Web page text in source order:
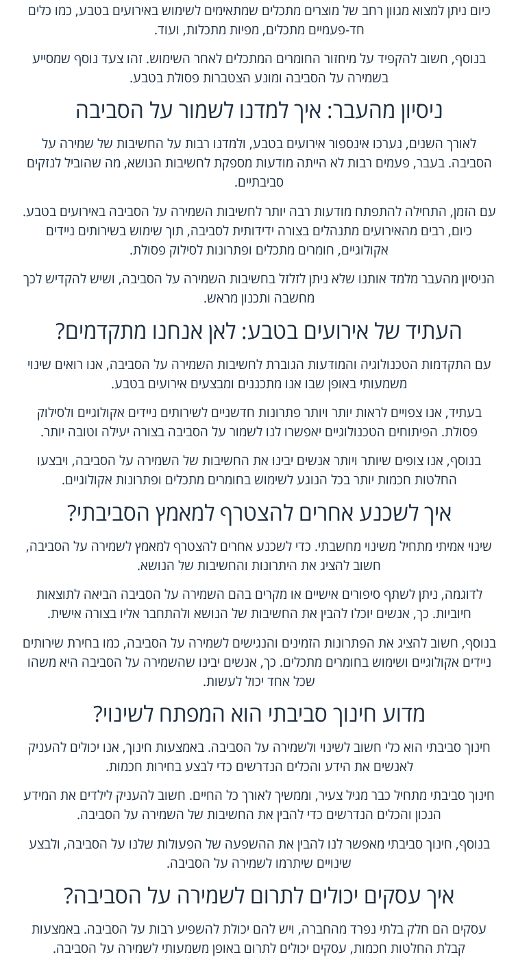
כיום ניתן למצוא מגוון רחב של מוצרים מתכלים שמתאימים לשימוש באירועים בטבע, כמו כלים
חד-פעמיים מתכלים, מפיות מתכלות, ועוד.
בנוסף, חשוב להקפיד על מיחזור החומרים המתכלים לאחר השימוש. זהו צעד נוסף שמסייע
בשמירה על הסביבה ומונע הצטברות פסולת בטבע.
ניסיון מהעבר: איך למדנו לשמור על הסביבה
לאורך השנים, נערכו אינספור אירועים בטבע, ולמדנו רבות על החשיבות של שמירה על
הסביבה. בעבר, פעמים רבות לא הייתה מודעות מספקת לחשיבות הנושא, מה שהוביל לנזקים
סביבתיים.
עם הזמן, התחילה להתפתח מודעות רבה יותר לחשיבות השמירה על הסביבה באירועים בטבע.
כיום, רבים מהאירועים מתנהלים בצורה ידידותית לסביבה, תוך שימוש בשירותים ניידים
אקולוגיים, חומרים מתכלים ופתרונות לסילוק פסולת.
הניסיון מהעבר מלמד אותנו שלא ניתן לזלזל בחשיבות השמירה על הסביבה, ושיש להקדיש לכך
מחשבה ותכנון מראש.
העתיד של אירועים בטבע: לאן אנחנו מתקדמים?
עם התקדמות הטכנולוגיה והמודעות הגוברת לחשיבות השמירה על הסביבה, אנו רואים שינוי
משמעותי באופן שבו אנו מתכננים ומבצעים אירועים בטבע.
בעתיד, אנו צפויים לראות יותר ויותר פתרונות חדשניים לשירותים ניידים אקולוגיים ולסילוק
פסולת. הפיתוחים הטכנולוגיים יאפשרו לנו לשמור על הסביבה בצורה יעילה וטובה יותר.
בנוסף, אנו צופים שיותר ויותר אנשים יבינו את החשיבות של השמירה על הסביבה, ויבצעו
החלטות חכמות יותר בכל הנוגע לשימוש בחומרים מתכלים ופתרונות אקולוגיים.
איך לשכנע אחרים להצטרף למאמץ הסביבתי?
שינוי אמיתי מתחיל משינוי מחשבתי. כדי לשכנע אחרים להצטרף למאמץ לשמירה על הסביבה,
חשוב להציג את היתרונות והחשיבות של הנושא.
לדוגמה, ניתן לשתף סיפורים אישיים או מקרים בהם השמירה על הסביבה הביאה לתוצאות
חיוביות. כך, אנשים יוכלו להבין את החשיבות של הנושא ולהתחבר אליו בצורה אישית.
בנוסף, חשוב להציג את הפתרונות הזמינים והנגישים לשמירה על הסביבה, כמו בחירת שירותים
ניידים אקולוגיים ושימוש בחומרים מתכלים. כך, אנשים יבינו שהשמירה על הסביבה היא משהו
שכל אחד יכול לעשות.
מדוע חינוך סביבתי הוא המפתח לשינוי?
חינוך סביבתי הוא כלי חשוב לשינוי ולשמירה על הסביבה. באמצעות חינוך, אנו יכולים להעניק
לאנשים את הידע והכלים הנדרשים כדי לבצע בחירות חכמות.
חינוך סביבתי מתחיל כבר מגיל צעיר, וממשיך לאורך כל החיים. חשוב להעניק לילדים את המידע
הנכון והכלים הנדרשים כדי להבין את החשיבות של השמירה על הסביבה.
בנוסף, חינוך סביבתי מאפשר לנו להבין את ההשפעה של הפעולות שלנו על הסביבה, ולבצע
שינויים שיתרמו לשמירה על הסביבה.
איך עסקים יכולים לתרום לשמירה על הסביבה?
עסקים הם חלק בלתי נפרד מהחברה, ויש להם יכולת להשפיע רבות על הסביבה. באמצעות
קבלת החלטות חכמות, עסקים יכולים לתרום באופן משמעותי לשמירה על הסביבה.